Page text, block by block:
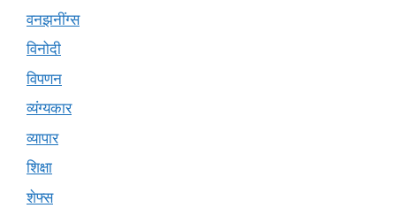
वनझनींग्स
विनोदी
विपणन
व्यंग्यकार
व्यापार
शिक्षा
शेफ्स